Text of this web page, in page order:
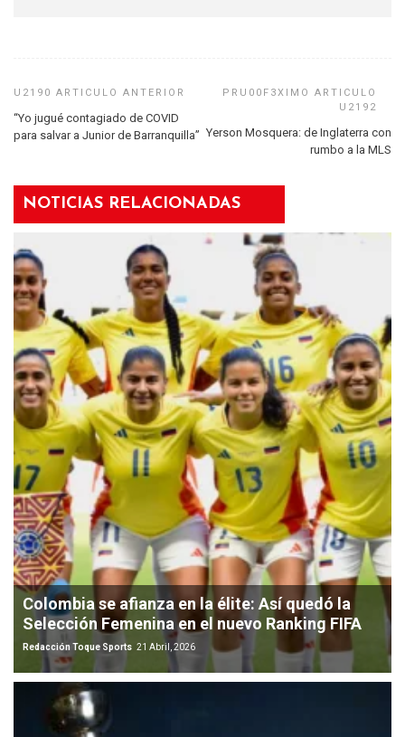
“Yo jugué contagiado de COVID
para salvar a Junior de Barranquilla” Yerson Mosquera: de Inglaterra con
rumbo a la MLS
NOTICIAS RELACIONADAS
Colombia se afianza en la élite: Así quedó la
Selección Femenina en el nuevo Ranking FIFA
Redacción Toque Sports 21 Abril, 2026